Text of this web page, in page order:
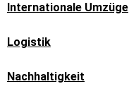
Internationale Umzüge
Logistik
Nachhaltigkeit